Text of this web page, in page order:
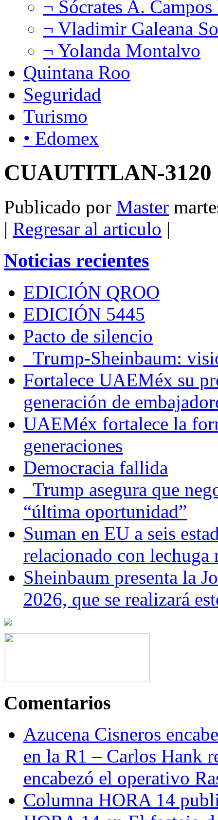
¬ Sócrates A.
¬ Vladimir Galeana
¬ Yolanda Montalvo
Quintana Roo
Seguridad
Turismo
• Edomex
CUAUTITLAN-3120
Publicado por Master
| Regresar al articulo |
Noticias recientes
EDICIÓN QROO
EDICIÓN 5445
Pacto de silencio
Trump-Sheinbaum:
Fortalece UAEMéx su
generación de
UAEMéx fortalece la
generaciones
Democracia fallida
Trump asegura que
“última oportunidad”
Suman en EU a seis
relacionado con lechuga
Sheinbaum presenta la
2026, que se realizará
Comentarios
Azucena Cisneros
en la R1 – Carlos Hank
encabezó el operativo
Columna HORA 14